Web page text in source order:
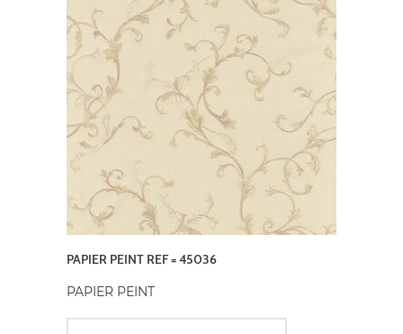
PAPIER PEINT REF = 45036
PAPIER PEINT